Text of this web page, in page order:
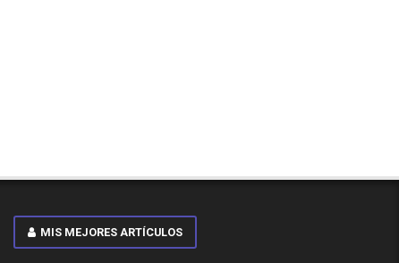
MIS MEJORES ARTÍCULOS